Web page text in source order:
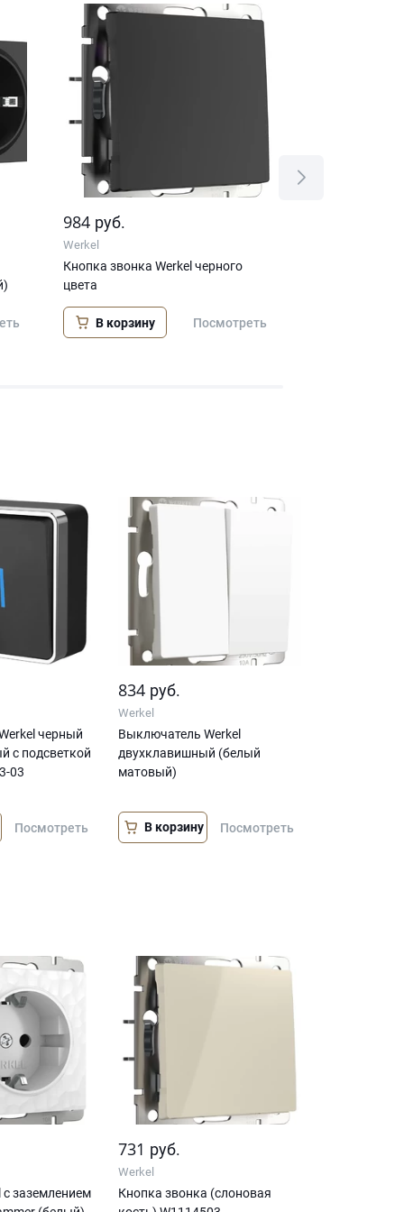
984 руб.
Werkel
Кнопка звонка Werkel черного
цвета
В корзину Посмотреть
черный
с подсветкой
03
Посмотреть
834 руб.
Werkel
Выключатель Werkel
двухклавишный (белый
матовый)
В корзину Посмотреть
с заземлением
731 руб.
Werkel
Кнопка звонка (слоновая